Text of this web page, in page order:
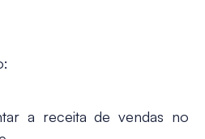
a receita de vendas no